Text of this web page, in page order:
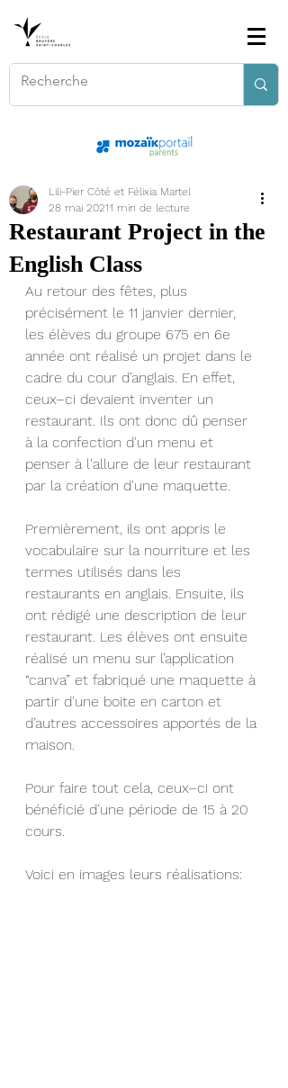
Restaurant Project in the
English Class
Lili-Pier Côté et Félixia Martel
28 mai 20211 min de lecture
Au retour des fêtes, plus
précisément le 11 janvier dernier,
les élèves du groupe 675 en 6e
année ont réalisé un projet dans le
cadre du cour d’anglais. En effet,
ceux–ci devaient inventer un
restaurant. Ils ont donc dû penser
à la confection d'un menu et
penser à l'allure de leur restaurant
par la création d'une maquette.
Premièrement, ils ont appris le
vocabulaire sur la nourriture et les
termes utilisés dans les
restaurants en anglais. Ensuite, ils
ont rédigé une description de leur
restaurant. Les élèves ont ensuite
réalisé un menu sur l’application
“canva” et fabriqué une maquette à
partir d'une boite en carton et
d’autres accessoires apportés de la
maison.
Pour faire tout cela, ceux–ci ont
bénéficié d’une période de 15 à 20
cours.
Voici en images leurs réalisations: